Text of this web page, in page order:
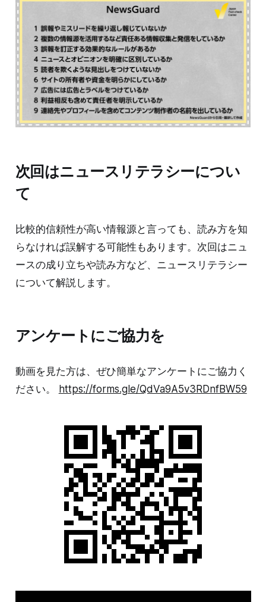
次回はニュースリテラシーについ
て
比較的信頼性が高い情報源と言っても、読み方を知
らなければ誤解する可能性もあります。次回はニュ
ースの成り立ちや読み方など、ニュースリテラシー
について解説します。
アンケートにご協力を
動画を見た方は、ぜひ簡単なアンケートにご協力く
ださい。 https://forms.gle/QdVa9A5v3RDnfBW59